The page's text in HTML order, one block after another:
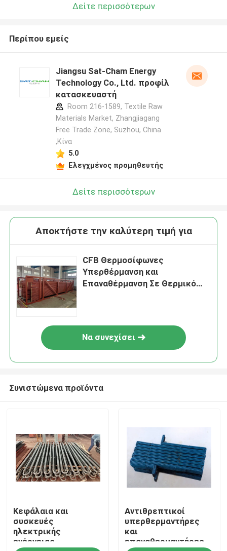
Σπίτι
Προϊόντα
Σχετικά με εμάς
Δείτε περισσότερων
Περίπου εμείς
Jiangsu Sat-Cham Energy
Technology Co., Ltd. προφίλ
κατασκευαστή
Room 216-1589, Textile Raw
Materials Market, Zhangjiagang
Free Trade Zone, Suzhou, China
,Κίνα
5.0
Ελεγχμένος προμηθευτής
Δείτε περισσότερων
Αποκτήστε την καλύτερη τιμή για
CFB Θερμοσίφωνες
Υπερθέρμανση και
Επαναθέρμανση Σε Θερμικό
Να συνεχίσει
Συνιστώμενα προϊόντα
Κεφάλαια και
συσκευές
ηλεκτρικής
ενέργειας
Αντιθρεπτικοί
υπερθερμαντήρες
και
επαναθερμαντήρες